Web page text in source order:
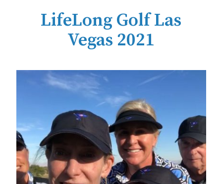
LifeLong Golf Las
Vegas 2021